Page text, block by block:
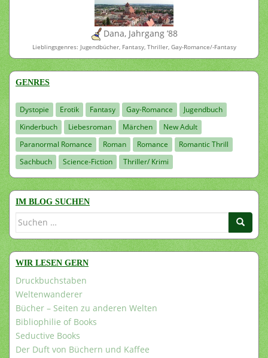
Dana, Jahrgang ’88
Lieblingsgenres: Jugendbücher, Fantasy, Thriller, Gay-Romance/-Fantasy
GENRES
Dystopie Erotik Fantasy Gay-Romance
Jugendbuch
Kinderbuch
Liebesroman Märchen
New Adult
Paranormal Romance
Roman Romance
Romantic Thrill
Sachbuch
Science-Fiction Thriller/ Krimi
IM BLOG SUCHEN
Suchen
WIR LESEN GERN
Druckbuchstaben
Weltenwanderer
Bücher – Seiten zu anderen Welten
Bibliophilie of Books
Seductive Books
Der Duft von Büchern und Kaffee